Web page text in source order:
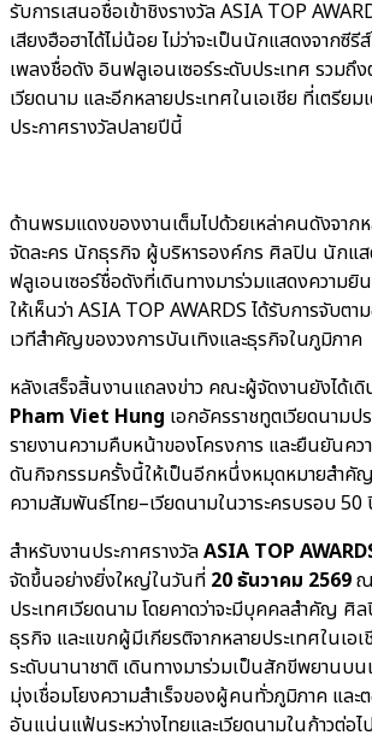
รับการเสนอชื่อเข้าชิงรางวัล ASIA TOP
เสียงฮือฮาได้ไม่น้อย ไม่ว่าจะเป็นนักแสดงจากซี
เพลงชื่อดัง อินฟลูเอนเซอร์ระดับประเทศ รวมถึ
เวียดนาม และอีกหลายประเทศในเอเชีย ที่เตรีย
ประกาศรางวัลปลายปีนี้
ด้านพรมแดงของงานเต็มไปด้วยเหล่าคนดังจาก
จัดละคร นักธุรกิจ ผู้บริหารองค์กร ศิลปิน นักแส
ฟลูเอนเซอร์ชื่อดังที่เดินทางมาร่วมแสดงความ
ให้เห็นว่า ASIA TOP AWARDS ได้รับการจับต
เวทีสำคัญของวงการบันเทิงและธุรกิจในภูมิภาค
หลังเสร็จสิ้นงานแถลงข่าว คณะผู้จัดงานยังได้เดิ
Pham Viet Hung เอกอัครราชทูตเวียดนามป
รายงานความคืบหน้าของโครงการ และยืนยันค
ดันกิจกรรมครั้งนี้ให้เป็นอีกหนึ่งหมุดหมายสำคั
ความสัมพันธ์ไทย–เวียดนามในวาระครบรอบ 50
สำหรับงานประกาศรางวัลASIA TOP
จัดขึ้นอย่างยิ่งใหญ่ในวันที่ 20 ธันวาคม 2569ณ
ประเทศเวียดนาม โดยคาดว่าจะมีบุคคลสำคัญ
ธุรกิจ และแขกผู้มีเกียรติจากหลายประเทศในเอ
ระดับนานาชาติ เดินทางมาร่วมเป็นสักขีพยานบ
มุ่งเชื่อมโยงความสำเร็จของผู้คนทั่วภูมิภาค แล
อันแน่นแฟ้นระหว่างไทยและเวียดนามในก้าวต่อ